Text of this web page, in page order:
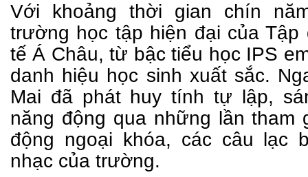
Với khoảng thời gian chín
trường học tập hiện đại của Tập
tế Á Châu, từ bậc tiểu học IPS
danh hiệu học sinh xuất sắc.
Mai đã phát huy tính tự lập,
năng động qua những lần tham
động ngoại khóa, các câu lạc
nhạc của trường.